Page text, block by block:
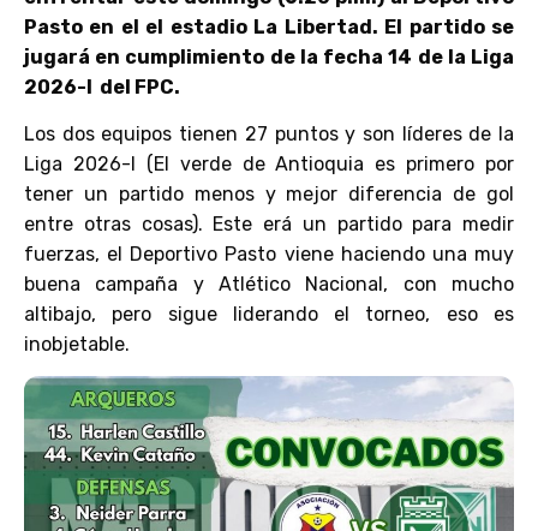
Pasto en el el estadio La Libertad. El partido se
jugará en cumplimiento de la fecha 14 de la Liga
2026-I del FPC.
Los dos equipos tienen 27 puntos y son líderes de la
Liga 2026-I (El verde de Antioquia es primero por
tener un partido menos y mejor diferencia de gol
entre otras cosas). Este erá un partido para medir
fuerzas, el Deportivo Pasto viene haciendo una muy
buena campaña y Atlético Nacional, con mucho
altibajo, pero sigue liderando el torneo, eso es
inobjetable.